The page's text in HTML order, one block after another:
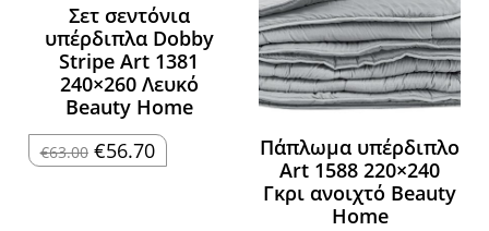
Σετ σεντόνια
υπέρδιπλα Dobby
Stripe Art 1381
240×260 Λευκό
Beauty Home
€63.00 Original
price
€56.70Η
τρέχουσα
Πάπλωμα υπέρδιπλο
Art 1588 220×240
Γκρι ανοιχτό Beauty
Home